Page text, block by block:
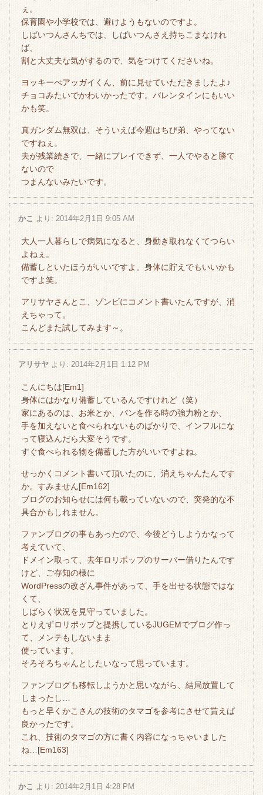
ぇ。
保育園や小学校では、避けようもないのですよ。
しばいつんさんちでは、しばいつんさえ持ちこまなけれ
ば、
割と大丈夫な気がするので、気をつけてくださいね。
ヨッキーべアッガイくん、前に見せていただきましたよ♪
チョコみたいでかわいかったです。バレンタインにもいい
かも笑。
真ガンダム無双は、そういえば今週はちび弟、やってない
ですねぇ。
夫が残業続きで、一緒にプレイできず、一人でやると勝て
ないので
つまんないみたいです。
かこ より: 2014年2月1日 9:05 AM
大人一人暮らしで病気になると、身動き取れなくてつらい
よねぇ。
備蓄しといたほうがいいですよ。身体に貯えでもいいかも
ですよ笑。
アリサヤさんとこ、ゾンビにコメント書いたんですが、消
えちゃって。
こんどまた試してみます～。
アリサヤ より: 2014年2月1日 1:12 PM
こんにちは[Em1]
身体にはかなり備蓄しているんですけれど（笑）
家にあるのは、お米とか、パンを作る時の強力粉とか、
手を加えないと食べられないものばかりで、インフルにな
って寝込んだら大変そうです。
すぐ食べられる物を備蓄した方がいいですよね。
せっかくコメント書いて頂いたのに、消えちゃんたんです
か。すみません[Em162]
ブログのお知らせには何も載っていないので、突発的な不
具合かもしれません。
ファンブログの事もあったので、今後どうしようかなって
考えていて、
ドメイン取って、去年ロリポップのサーバー借りたんです
けど、ご存知の様に
WordPressの改ざん事件があって、手を出せる状態ではな
くて、
しばらく状況を見守っていました。
とりえずロリポップと提携しているJUGEMでブログ作っ
て、メンテもしないまま
使っています。
そろそろちゃんとしたいなって思っています。
ファンブログも移転しようかと思いながら、結局放置して
しまったし…
もっと早くかこさんの技術のタマゴを参考にさせて貰えば
良かったです。
これ、技術のタマゴの方に書く内容になっちゃいました
ね…[Em163]
かこ より: 2014年2月1日 4:28 PM